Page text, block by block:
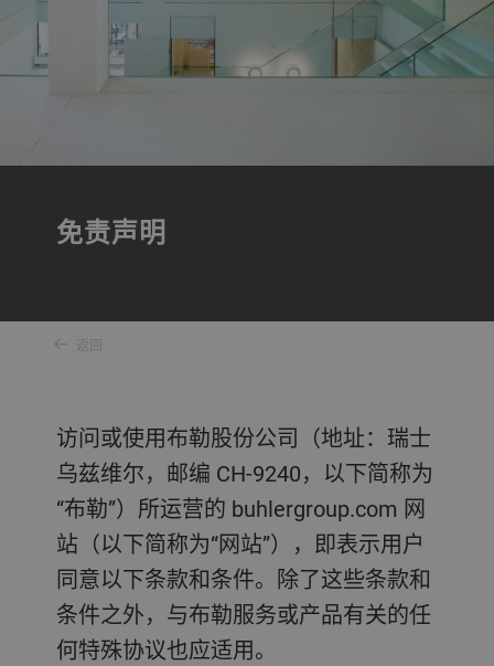
免责声明
返回
访问或使用布勒股份公司（地址：瑞士
乌兹维尔，邮编 CH-9240，以下简称为
“布勒”）所运营的 buhlergroup.com 网
站（以下简称为“网站”），即表示用户
同意以下条款和条件。除了这些条款和
条件之外，与布勒服务或产品有关的任
何特殊协议也应适用。